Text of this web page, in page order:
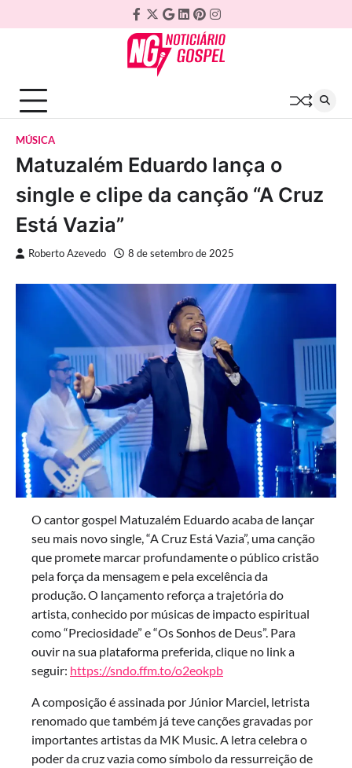
to
Facebook
Twitter
Google
Plus
Linkedin
Pinterest
Instagram
MÚSICA
Matuzalém Eduardo lança o
single e clipe da canção “A Cruz
Está Vazia”
Roberto Azevedo 8 de setembro de 2025
O cantor gospel Matuzalém Eduardo acaba de lançar
seu mais novo single, “A Cruz Está Vazia”, uma canção
que promete marcar profundamente o público cristão
pela força da mensagem e pela excelência da
produção. O lançamento reforça a trajetória do
artista, conhecido por músicas de impacto espiritual
como “Preciosidade” e “Os Sonhos de Deus”. Para
ouvir na sua plataforma preferida, clique no link a
seguir: https://sndo.ffm.to/o2eokpb
A composição é assinada por Júnior Marciel, letrista
renomado que também já teve canções gravadas por
importantes artistas da MK Music. A letra celebra o
poder da cruz vazia como símbolo da ressurreição de